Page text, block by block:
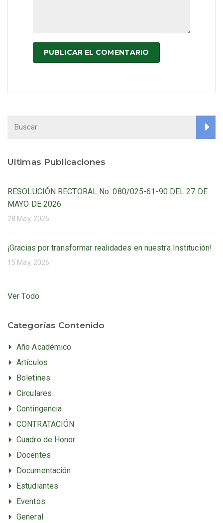
Ultimas Publicaciones
RESOLUCIÓN RECTORAL No. 080/025-61-90 DEL 27 DE
MAYO DE 2026
28 May, 2026
¡Gracias por transformar realidades en nuestra Institución!
15 May, 2026
Ver Todo
Categorías Contenido
Año Académico
Artículos
Boletines
Circulares
Contingencia
CONTRATACIÓN
Cuadro de Honor
Docentes
Documentación
Estudiantes
Eventos
General